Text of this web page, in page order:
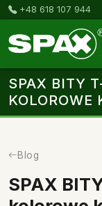
+48 618 107 944
SPAX BITY
KOLOROWE
Blog
SPAX